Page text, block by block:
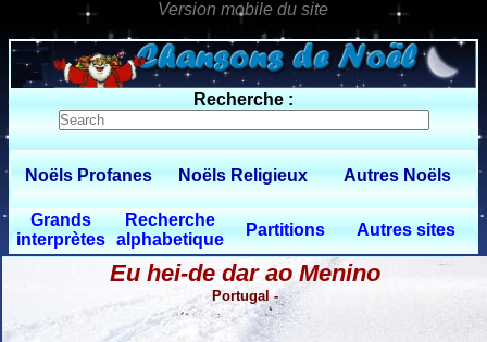
0 $limitbot 1 $limittot 2
Recherche :
Noëls Profanes Noëls Religieux Autres Noëls
Grands
interprètes
Recherche
alphabetique
Partitions Autres sites
Eu hei-de dar ao Menino
Portugal -